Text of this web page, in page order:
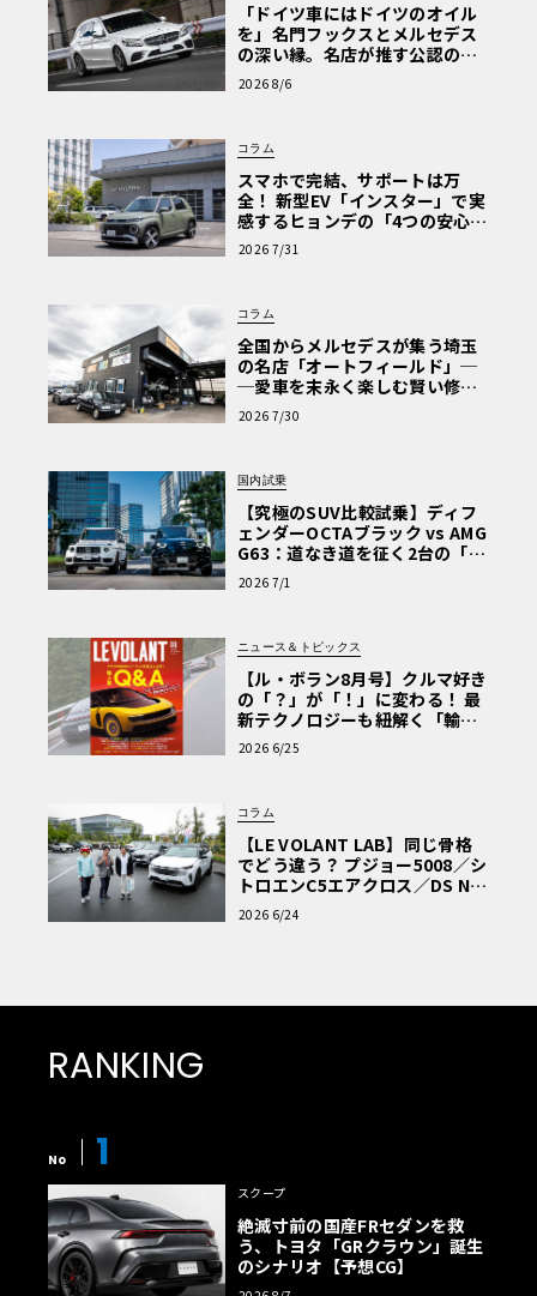
「ドイツ車にはドイツのオイル
を」名門フックスとメルセデス
の深い縁。名店が推す公認の安
心と、Cクラスで味わうシルキー
な走り〈PR〉
2026 8/6
コラム
スマホで完結、サポートは万
全！ 新型EV「インスター」で実
感するヒョンデの「4つの安心」
【第1回・ヒョンデ6つの疑問：
Why? Hyundai?】〈PR〉
2026 7/31
コラム
全国からメルセデスが集う埼玉
の名店「オートフィールド」─
─愛車を末永く楽しむ賢い修理
術と、プロがフックス製オイル
を選ぶ理由〈PR〉
2026 7/30
国内試乗
【究極のSUV比較試乗】ディフ
ェンダーOCTAブラック vs AMG
G63：道なき道を征く2台の「対
極的アプローチ」
2026 7/1
ニュース＆トピックス
【ル・ボラン8月号】クルマ好き
の「？」が「！」に変わる！ 最
新テクノロジーも紐解く「輸入
車Q&A」
2026 6/25
コラム
【LE VOLANT LAB】同じ骨格
でどう違う？ プジョー5008／シ
トロエンC5エアクロス／DS Nº4
読者一気乗りレポート
2026 6/24
RANKING
No 1
スクープ
絶滅寸前の国産FRセダンを救
う、トヨタ「GRクラウン」誕生
のシナリオ【予想CG】